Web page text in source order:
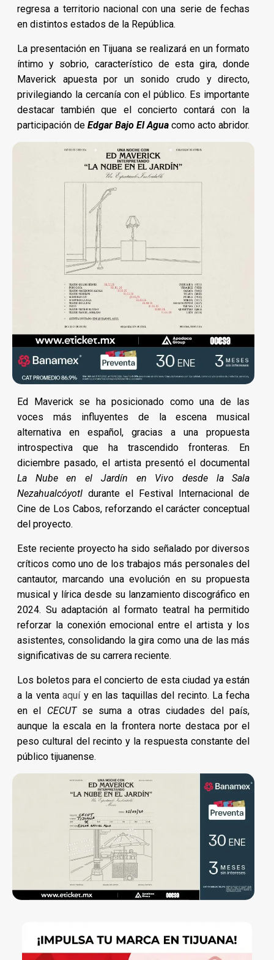
regresa a territorio nacional con una serie de fechas
en distintos estados de la República.
La presentación en Tijuana se realizará en un formato
íntimo y sobrio, característico de esta gira, donde
Maverick apuesta por un sonido crudo y directo,
privilegiando la cercanía con el público. Es importante
destacar también que el concierto contará con la
participación de Edgar Bajo El Agua como acto abridor.
Ed Maverick se ha posicionado como una de las
voces más influyentes de la escena musical
alternativa en español, gracias a una propuesta
introspectiva que ha trascendido fronteras. En
diciembre pasado, el artista presentó el documental
La Nube en el Jardín en Vivo desde la Sala
Nezahualcóyotl durante el Festival Internacional de
Cine de Los Cabos, reforzando el carácter conceptual
del proyecto.
Este reciente proyecto ha sido señalado por diversos
críticos como uno de los trabajos más personales del
cantautor, marcando una evolución en su propuesta
musical y lírica desde su lanzamiento discográfico en
2024. Su adaptación al formato teatral ha permitido
reforzar la conexión emocional entre el artista y los
asistentes, consolidando la gira como una de las más
significativas de su carrera reciente.
Los boletos para el concierto de esta ciudad ya están
a la ventaaquíy en las taquillas del recinto. La fecha
en el CECUT se suma a otras ciudades del país,
aunque la escala en la frontera norte destaca por el
peso cultural del recinto y la respuesta constante del
público tijuanense.